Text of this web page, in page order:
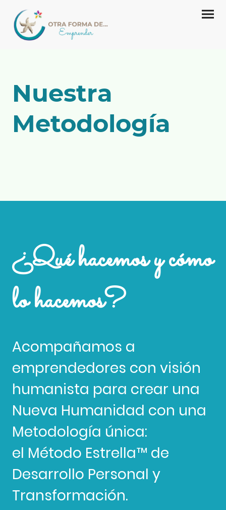
Nuestra
Metodología
¿Qué hacemos y cómo
lo hacemos?
Acompañamos a
emprendedores con visión
humanista para crear una
Nueva Humanidad con una
Metodología única:
el Método Estrella™️ de
Desarrollo Personal y
Transformación.